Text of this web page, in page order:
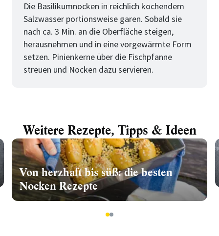
Die Basilikumnocken in reichlich kochendem
Salzwasser portionsweise garen. Sobald sie
nach ca. 3 Min. an die Oberfläche steigen,
herausnehmen und in eine vorgewärmte Form
setzen. Pinienkerne über die Fischpfanne
streuen und Nocken dazu servieren.
Weitere Rezepte, Tipps & Ideen
Von herzhaft bis süß: die besten
Nocken Rezepte
12